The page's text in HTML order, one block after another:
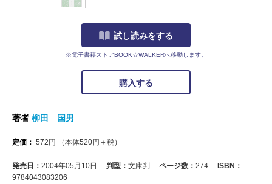
試し読みをする
※電子書籍ストアBOOK☆WALKERへ移動します。
購入する
著者 柳田 国男
定価： 572 円 （本体520円＋税）
発売日： 2004年05月10日 判型： 文庫判 ページ数： 274
ISBN：
9784043083206